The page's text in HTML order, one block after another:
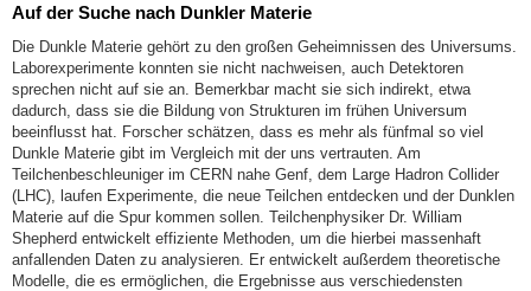
Auf der Suche nach Dunkler Materie
Die Dunkle Materie gehört zu den großen Geheimnissen des Universums.
Laborexperimente konnten sie nicht nachweisen, auch Detektoren
sprechen nicht auf sie an. Bemerkbar macht sie sich indirekt, etwa
dadurch, dass sie die Bildung von Strukturen im frühen Universum
beeinflusst hat. Forscher schätzen, dass es mehr als fünfmal so viel
Dunkle Materie gibt im Vergleich mit der uns vertrauten. Am
Teilchenbeschleuniger im CERN nahe Genf, dem Large Hadron Collider
(LHC), laufen Experimente, die neue Teilchen entdecken und der Dunklen
Materie auf die Spur kommen sollen. Teilchenphysiker Dr. William
Shepherd entwickelt effiziente Methoden, um die hierbei massenhaft
anfallenden Daten zu analysieren. Er entwickelt außerdem theoretische
Modelle, die es ermöglichen, die Ergebnisse aus verschiedensten